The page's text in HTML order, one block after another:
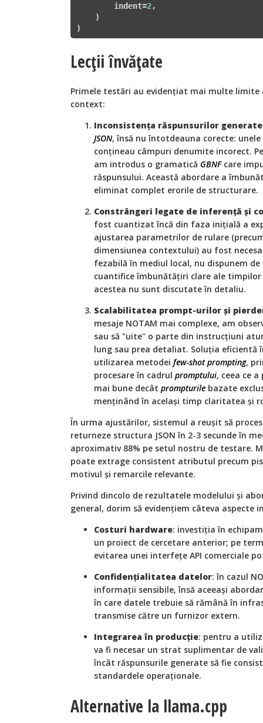
        indent=
2 ,
    )
)
Lecții învățate
Primele testări au evidențiat mai multe
context:
Inconsistența răspunsurilor generate
JSON, însă nu întotdeauna corecte:
conțineau câmpuri denumite incorect.
am introdus o gramatică GBNFcare
răspunsului. Această abordare a
eliminat complet erorile de structurare.
Constrângeri legate de inferență și
fost cuantizat încă din faza inițială a
ajustarea parametrilor de rulare
dimensiunea contextului) au fost
fezabilă în mediul local, nu dispunem
cuantifice îmbunătățiri clare ale
acestea nu sunt discutate în detaliu.
Scalabilitatea prompt-urilor și
mesaje NOTAM mai complexe, am
sau să "uite" o parte din instrucțiuni
lung sau prea detaliat. Soluția eficientă
utilizarea metodei few-shot prompting,
procesare în cadrul promptului, ceea ce
mai bune decât prompturile bazate
menținând în același timp claritatea și
În urma ajustărilor, sistemul a reușit să
returneze structura JSON în 2-3 secunde în
aproximativ 88% pe setul nostru de testare.
poate extrage consistent atributul precum
motivul și remarcile relevante.
Privind dincolo de rezultatele modelului și
general, dorim să evidențiem câteva aspecte
Costuri hardware: investiția în
un proiect de cercetare anterior; pe
evitarea unei interfețe API comerciale
Confidențialitatea datelor: în cazul
informații sensibile, însă aceeași
în care datele trebuie să rămână în
transmise către un furnizor extern.
Integrarea în producție: pentru a
va fi necesar un strat suplimentar de
încât răspunsurile generate să fie
standardele operaționale.
Alternative la llama.cpp